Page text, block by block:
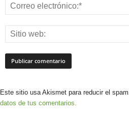
Este sitio usa Akismet para reducir el spam.
datos de tus comentarios.